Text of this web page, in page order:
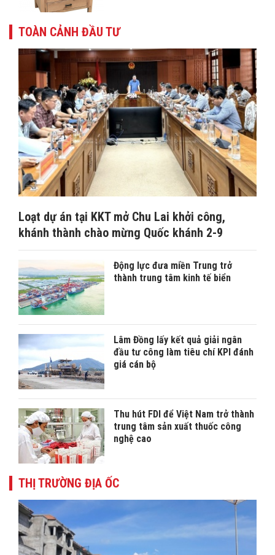
TOÀN CẢNH ĐẦU TƯ
Loạt dự án tại KKT mở Chu Lai khởi công,
khánh thành chào mừng Quốc khánh 2-9
Động lực đưa miền Trung trở
thành trung tâm kinh tế biển
Lâm Đồng lấy kết quả giải ngân
đầu tư công làm tiêu chí KPI đánh
giá cán bộ
Thu hút FDI để Việt Nam trở thành
trung tâm sản xuất thuốc công
nghệ cao
THỊ TRƯỜNG ĐỊA ỐC